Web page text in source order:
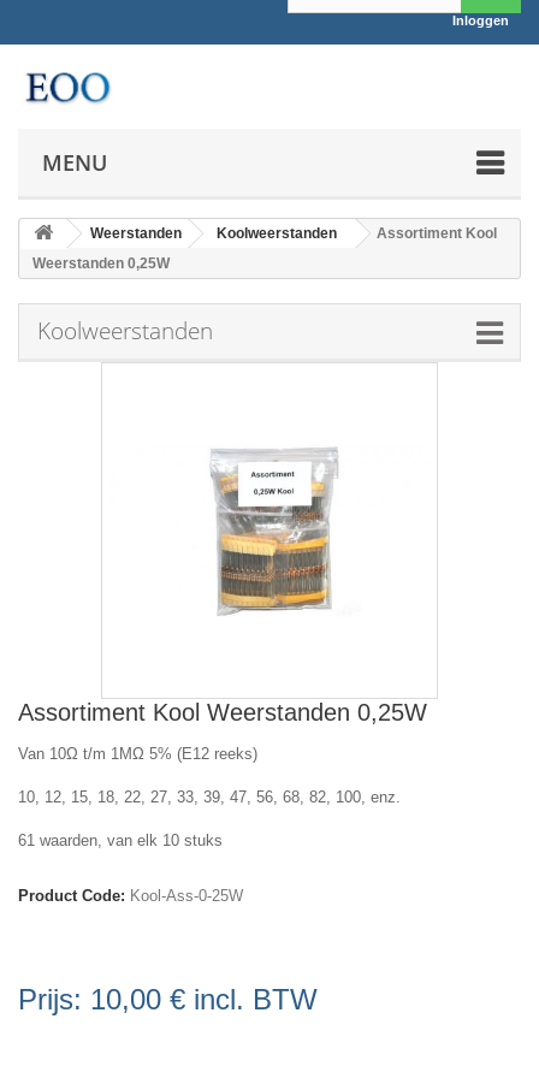
Inloggen
MENU
Weerstanden Koolweerstanden
Assortiment Kool
Weerstanden 0,25W
Koolweerstanden
Assortiment Kool Weerstanden 0,25W
Van 10Ω t/m 1MΩ 5% (E12 reeks)
10, 12, 15, 18, 22, 27, 33, 39, 47, 56, 68, 82, 100, enz.
61 waarden, van elk 10 stuks
Product Code: Kool-Ass-0-25W
Prijs: 10,00 € incl. BTW